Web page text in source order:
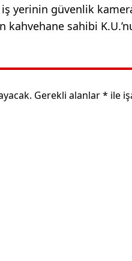
yerinin güvenlik
kahvehane sahibi
Gerekli alanlar* ile